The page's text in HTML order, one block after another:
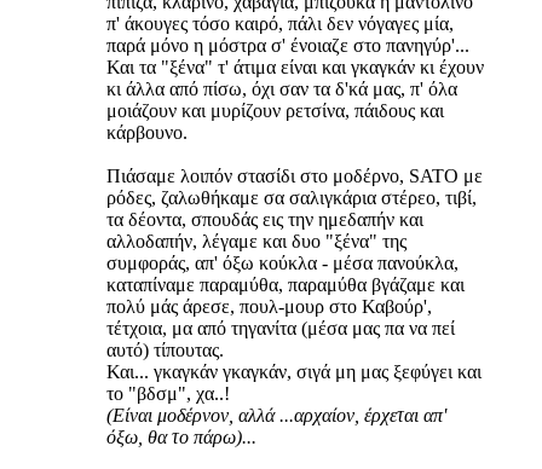
π' άκουγες τόσο καιρό, πάλι δεν νόγαγες μία,
παρά μόνο η μόστρα σ' ένοιαζε στο πανηγύρ'...
Και τα "ξένα" τ' άτιμα είναι και γκαγκάν κι έχουν
κι άλλα από πίσω, όχι σαν τα δ'κά μας, π' όλα
μοιάζουν και μυρίζουν ρετσίνα, πάιδους και
κάρβουνο.
Πιάσαμε λοιπόν στασίδι στο μοδέρνο, SATO με
ρόδες, ζαλωθήκαμε σα σαλιγκάρια στέρεο, τιβί,
τα δέοντα, σπουδάς εις την ημεδαπήν και
αλλοδαπήν, λέγαμε και δυο "ξένα" της
συμφοράς, απ' όξω κούκλα - μέσα πανούκλα,
καταπίναμε παραμύθα, παραμύθα βγάζαμε και
πολύ μάς άρεσε, πουλ-μουρ στο Καβούρ',
τέτχοια, μα από τηγανίτα (μέσα μας πα να πεί
αυτό) τίπουτας.
Και... γκαγκάν γκαγκάν, σιγά μη μας ξεφύγει και
το "βδσμ", χα..!
(Είναι μοδέρνον, αλλά ...αρχαίον, έρχεται απ'
όξω, θα το πάρω)...